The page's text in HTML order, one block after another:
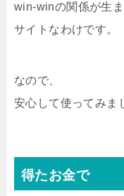
win-winの関係が生
サイトなわけです。
なので、
安心して使ってみま
得たお金で